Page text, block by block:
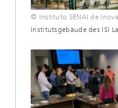
© Instituto SENAI de
Institutsgebäude des ISI